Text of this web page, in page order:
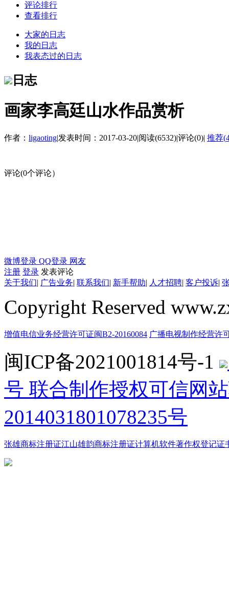
评论排行
查看排行
大家的日志
我的日志
我表态过的日志
日志
画家李高廷山水作品赏析
作者： ligaoting|发表时间：2017-03-20|阅读(6532)|评论(0)| 推荐(
评论(0个评论）
微博登录 QQ登录 网友
注册 登录 发表评论
关于我们| 广告业务| 联系我们| 新手帮助| 人才招聘| 客户投诉|
Copyright Reserved
增值电信业务经营许可证闽B2-20160084 广播电视制作经营许
闽ICP备2021001814号-1
号 联合制作授权可信网
2014031801078235号
张雄商标注册证江山雄韵商标注册证计算机软件著作权登记证